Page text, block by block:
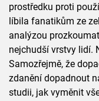
prostředku proti
líbila fanatikům ze
analýzou
nejchudší vrstvy lidí.
Samozřejmě, že
zdanění dopadnout
studii, jak vyměnit